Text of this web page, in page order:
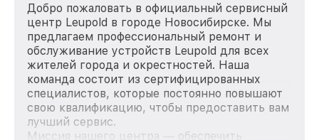
Добро пожаловать в официальный сервисный
центр Leupold в городе Новосибирске. Мы
предлагаем профессиональный ремонт и
обслуживание устройств Leupold для всех
жителей города и окрестностей. Наша
команда состоит из сертифицированных
специалистов, которые постоянно повышают
свою квалификацию, чтобы предоставить вам
лучший сервис.
Миссия нашего центра — обеспечить